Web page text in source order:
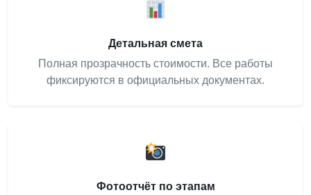
Детальная смета
Полная прозрачность стоимости. Все работы
фиксируются в официальных документах.
Фотоотчёт по этапам